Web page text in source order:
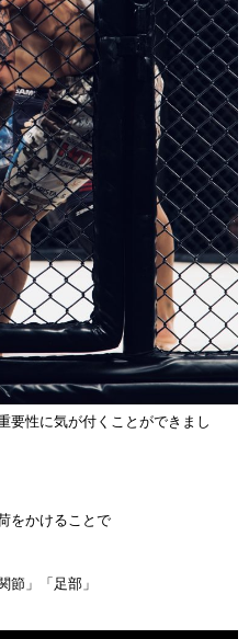
要性に気が付くことができまし
をかけることで
節」「足部」